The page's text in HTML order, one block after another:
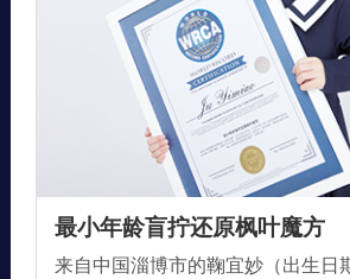
最小年龄盲拧还原枫叶魔方
来自中国淄博市的鞠宜妙（出生日